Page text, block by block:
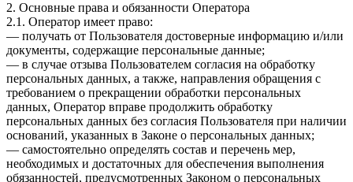
2. Основные права и обязанности Оператора
2.1. Оператор имеет право:
— получать от Пользователя достоверные информацию и/или
документы, содержащие персональные данные;
— в случае отзыва Пользователем согласия на обработку
персональных данных, а также, направления обращения с
требованием о прекращении обработки персональных
данных, Оператор вправе продолжить обработку
персональных данных без согласия Пользователя при наличии
оснований, указанных в Законе о персональных данных;
— самостоятельно определять состав и перечень мер,
необходимых и достаточных для обеспечения выполнения
обязанностей, предусмотренных Законом о персональных